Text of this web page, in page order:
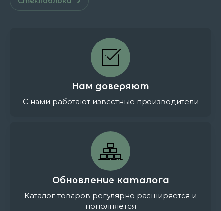
Нам доверяют
С нами работают известные производители
Обновление каталога
Каталог товаров регулярно расширяется и
пополняется